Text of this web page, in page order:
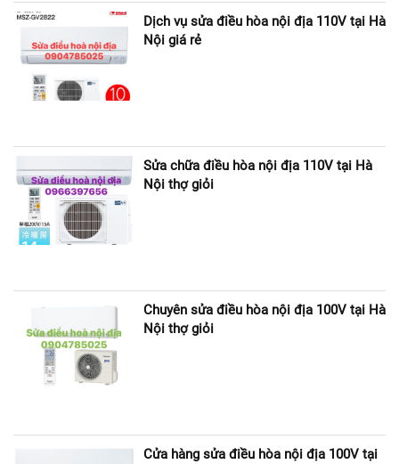
Dịch vụ sửa điều hòa nội địa 110V tại Hà
Nội giá rẻ
Sửa chữa điều hòa nội địa 110V tại Hà
Nội thợ giỏi
Chuyên sửa điều hòa nội địa 100V tại Hà
Nội thợ giỏi
Cửa hàng sửa điều hòa nội địa 100V tại